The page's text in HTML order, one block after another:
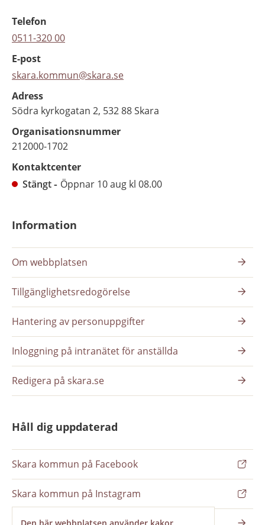
Telefon
0511-320 00
E-post
skara.kommun@skara.se
Adress
Södra kyrkogatan 2, 532 88 Skara
Organisationsnummer
212000-1702
Kontaktcenter
Stängt
Öppnar 10 aug kl 08.00
Information
Om webbplatsen
Tillgänglighetsredogörelse
Hantering av personuppgifter
Inloggning på intranätet för anställda
Redigera på skara.se
Håll dig uppdaterad
Skara kommun på Facebook
Skara kommun på Instagram